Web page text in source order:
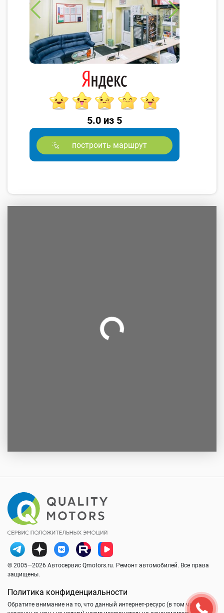
5.0 из 5
построить маршрут
© 2005—2026 Автосервис Qmotors.ru. Ремонт автомобилей. Все права
защищены.
Политика конфиденциальности
Обратите внимание на то, что данный интернет-ресурс (в том числе